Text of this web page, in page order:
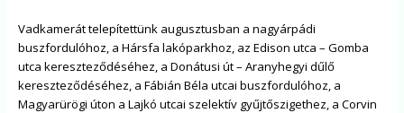
Vadkamerát telepítettünk augusztusban a nagyárpádi
buszfordulóhoz, a Hársfa lakóparkhoz, az Edison utca – Gomba
utca kereszteződéséhez, a Donátusi út – Aranyhegyi dűlő
kereszteződéséhez, a Fábián Béla utcai buszfordulóhoz, a
Magyarürögi úton a Lajkó utcai szelektív gyűjtőszigethez, a Corvin